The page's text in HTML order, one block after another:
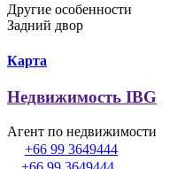
Другие особенности
Задний двор
Карта
Недвижимость IBG
Агент по недвижимости
+66 99 3649444